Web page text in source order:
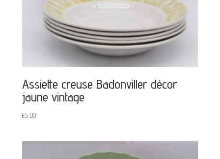
Assiette creuse Badonviller décor
jaune vintage
€5,00